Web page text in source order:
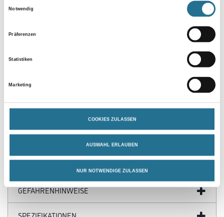
Notwendig
Präferenzen
Statistiken
Marketing
COOKIES ZULASSEN
AUSWAHL ERLAUBEN
NUR NOTWENDIGE ZULASSEN
PRODUKTEIGENSCHAFTEN
GEFAHRENHINWEISE